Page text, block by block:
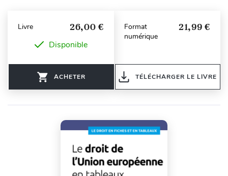
Livre 26,00 €
Disponible
ACHETER
Format
numérique
21,99 €
TÉLÉCHARGER LE LIVRE